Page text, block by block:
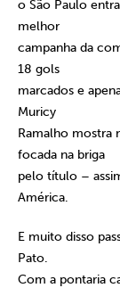
o São Paulo
melhor
campanha da
18 gols
marcados e
Muricy
Ramalho mostra
focada na briga
pelo título –
América.
E muito disso
Pato.
Com a pontaria